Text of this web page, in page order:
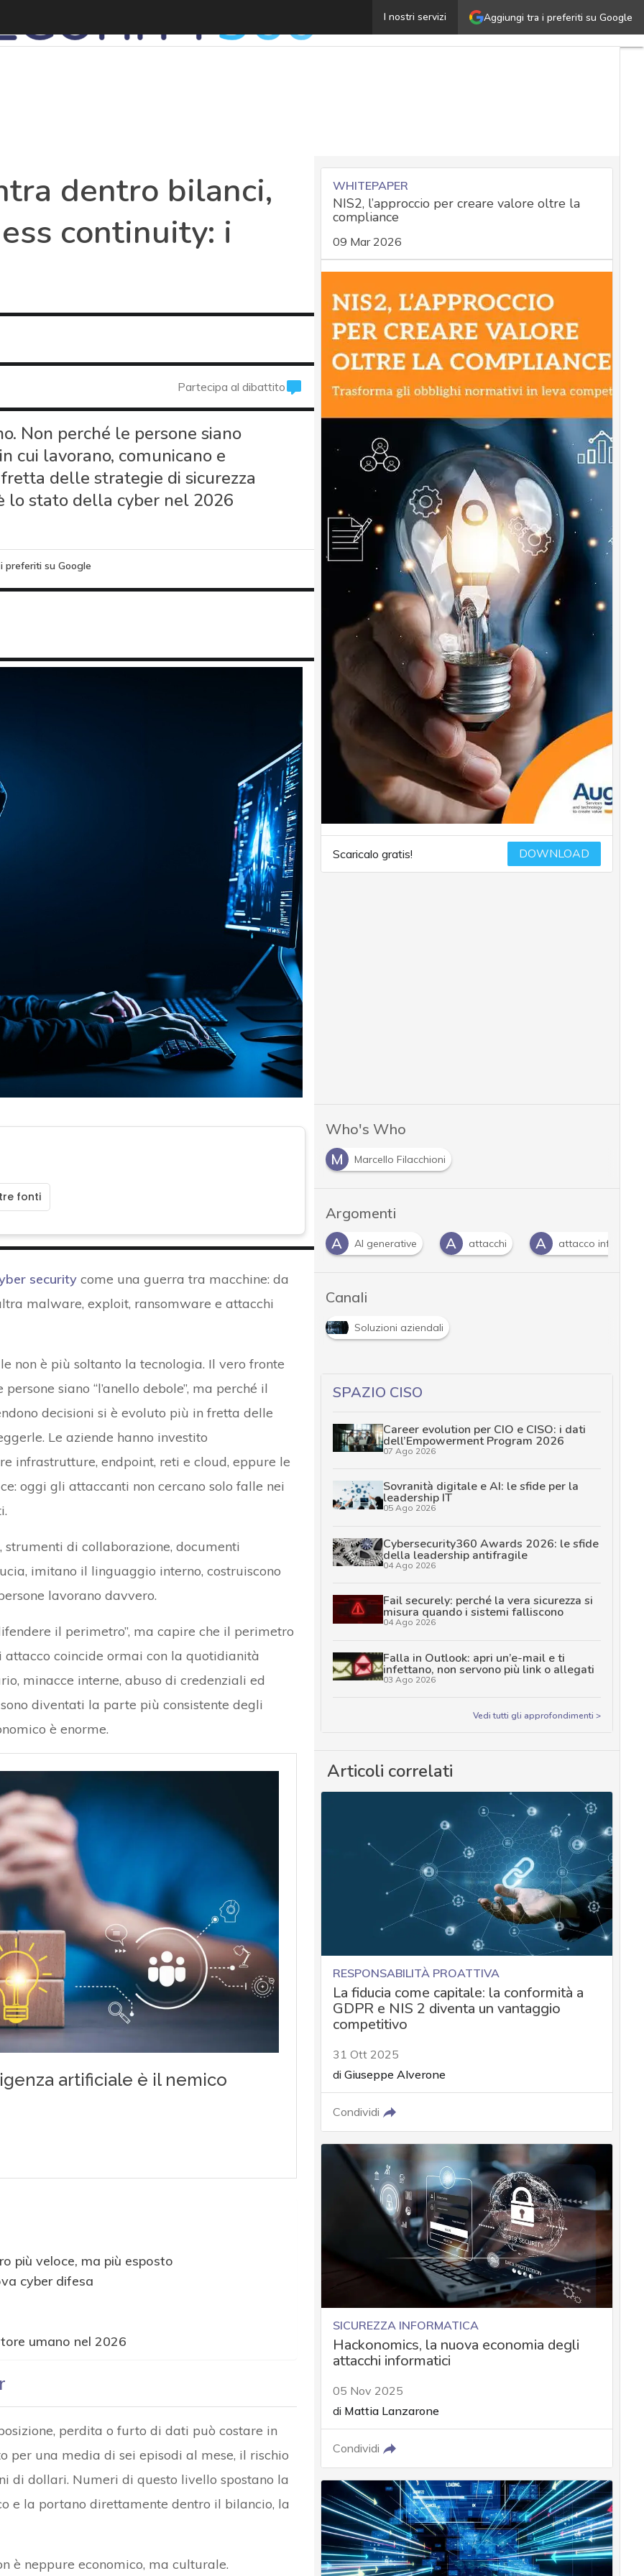
Aggiungi tra i preferiti su Google
I nostri servizi
La cyber security entra dentro bilanci, governance e
dentro bilanci,
continuity: i
Partecipa al dibattito
Non perché le persone siano
cui lavorano, comunicano e
delle strategie di sicurezza
lo stato della cyber nel 2026
preferiti su Google
fonti
securitycome una guerra tra macchine: da
malware, exploit, ransomware e attacchi
non è più soltanto la tecnologia. Il vero fronte
siano “l’anello debole”, ma perché il
decisioni si è evoluto più in fretta delle
Le aziende hanno investito
infrastrutture, endpoint, reti e cloud, eppure le
oggi gli attaccanti non cercano solo falle nei
di collaborazione, documenti
imitano il linguaggio interno, costruiscono
lavorano davvero.
il perimetro”, ma capire che il perimetro
coincide ormai con la quotidianità
minacce interne, abuso di credenziali ed
diventati la parte più consistente degli
è enorme.
più veloce, ma più esposto
cyber difesa
umano nel 2026
perdita o furto di dati può costare in
una media di sei episodi al mese, il rischio
di dollari. Numeri di questo livello spostano la
e la portano direttamente dentro il bilancio, la
è neppure economico, ma culturale.
WHITEPAPER
NIS2, l’approccio per creare valore oltre la
compliance
09 Mar 2026
Scaricalo gratis! DOWNLOAD
Who's Who
M
Marcello Filacchioni
Argomenti
A
AI A AI generative A attacchi A attacco informatico CISO
Canali
Soluzioni aziendali
SPAZIO CISO
Career evolution per CIO e CISO: i dati
dell’Empowerment Program 2026
07 Ago 2026
Sovranità digitale e AI: le sfide per la
leadership IT
05 Ago 2026
Cybersecurity360 Awards 2026: le sfide
della leadership antifragile
04 Ago 2026
Fail securely: perché la vera sicurezza si
misura quando i sistemi falliscono
04 Ago 2026
Falla in Outlook: apri un’e-mail e ti
infettano, non servono più link o allegati
03 Ago 2026
Vedi tutti gli approfondimenti >
Articoli correlati
RESPONSABILITÀ PROATTIVA
La fiducia come capitale: la conformità a
GDPR e NIS 2 diventa un vantaggio
competitivo
31 Ott 2025
di Giuseppe Alverone
Condividi
SICUREZZA INFORMATICA
Hackonomics, la nuova economia degli
attacchi informatici
05 Nov 2025
di Mattia Lanzarone
Condividi